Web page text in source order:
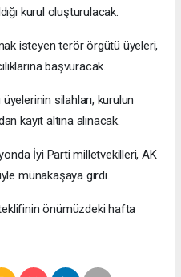
kurul oluşturulacak.
isteyen terör örgütü üyeleri,
başvuracak.
silahları, kurulun
kayıt altına alınacak.
İyi Parti milletvekilleri, AK
münakaşaya girdi.
önümüzdeki hafta